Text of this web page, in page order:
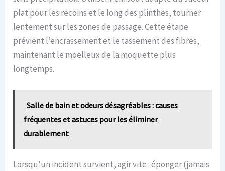
plat pour les recoins et le long des plinthes, tourner
lentement sur les zones de passage. Cette étape
prévient l’encrassement et le tassement des fibres,
maintenant le moelleux de la moquette plus
longtemps.
Salle de bain et odeurs désagréables : causes
fréquentes et astuces pour les éliminer
durablement
Lorsqu’un incident survient, agir vite : éponger (jamais